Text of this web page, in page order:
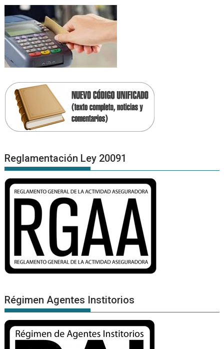
Reglamentación Ley 20091
Régimen Agentes Institorios